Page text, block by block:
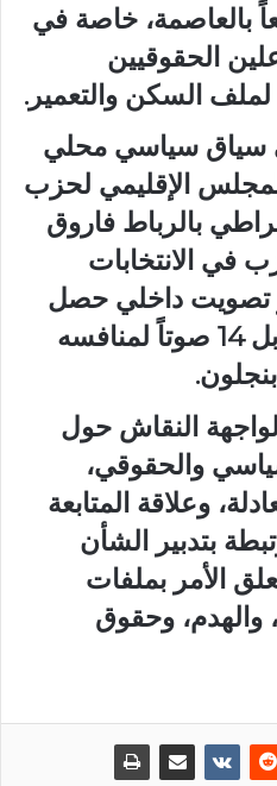
بالعاصمة، خاصة في
الحقوقيين
لملف السكن والتعمير.
سياق سياسي محلي
الإقليمي لحزب
بالرباط فاروق
في الانتخابات
تصويت داخلي حصل
فيه على 29 صوتاً مقابل 14 صوتاً لمنافسه
النقاش حول
والحقوقي،
وعلاقة المتابعة
بتدبير الشأن
الأمر بملفات
وحقوق